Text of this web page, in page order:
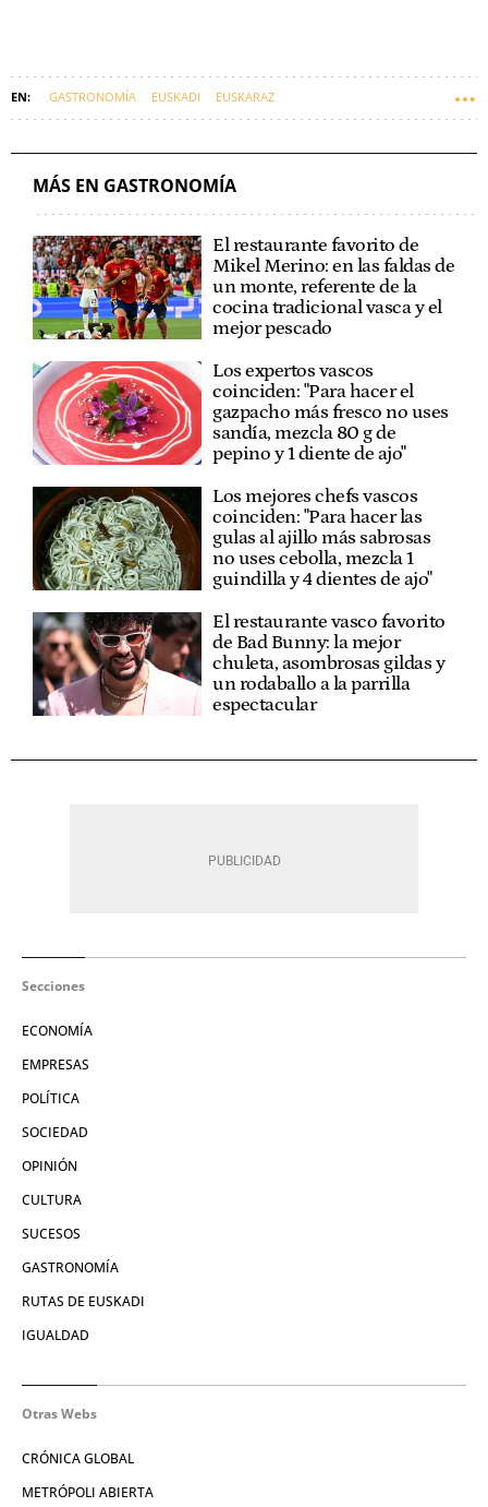
GASTRONOMÍA EUSKADI EUSKARAZ
MÁS EN GASTRONOMÍA
El restaurante favorito de
Mikel Merino: en las faldas de
un monte, referente de la
cocina tradicional vasca y el
mejor pescado
Los expertos vascos
coinciden: "Para hacer el
gazpacho más fresco no uses
sandía, mezcla 80 g de
pepino y 1 diente de ajo"
Los mejores chefs vascos
coinciden: "Para hacer las
gulas al ajillo más sabrosas
no uses cebolla, mezcla 1
guindilla y 4 dientes de ajo"
El restaurante vasco favorito
de Bad Bunny: la mejor
chuleta, asombrosas gildas y
un rodaballo a la parrilla
espectacular
Secciones
ECONOMÍA
EMPRESAS
POLÍTICA
SOCIEDAD
OPINIÓN
CULTURA
SUCESOS
GASTRONOMÍA
RUTAS DE EUSKADI
IGUALDAD
Otras Webs
CRÓNICA GLOBAL
METRÓPOLI ABIERTA